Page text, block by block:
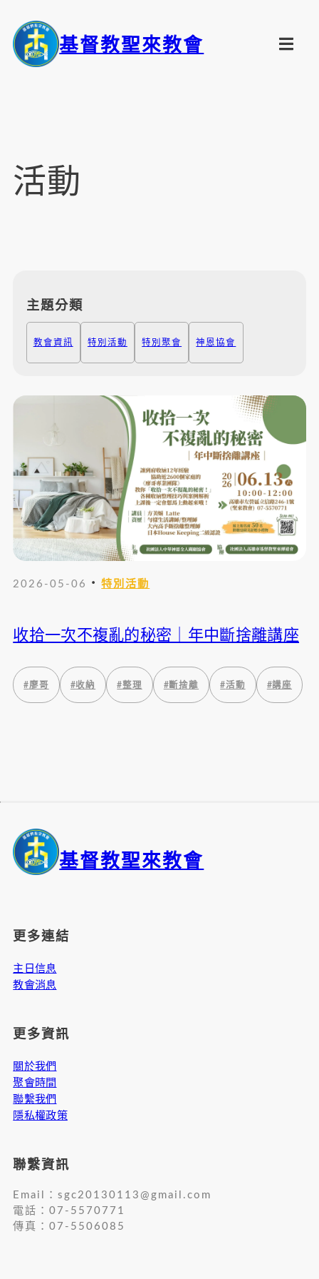
基督教聖來教會
活動
主題分類
教會資訊 特別活動 特別聚會 神恩協會
2026-05-06 ・特別活動
收拾一次不複亂的秘密｜年中斷捨離講座
#廖哥 #收納 #整理 #斷捨離 #活動 #講座
基督教聖來教會
更多連結
主日信息
教會消息
更多資訊
關於我們
聚會時間
聯繫我們
隱私權政策
聯繫資訊
Email：sgc20130113@gmail.com
電話：07-5570771
傳真：07-5506085